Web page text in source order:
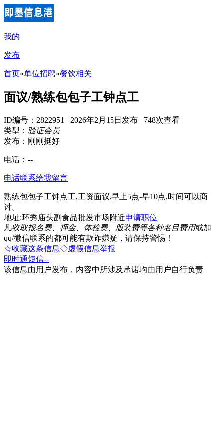
我的
发布
首页»单位招聘»餐饮相关
面议/熟练包包子工钟点工
ID编号：2822951 2026年2月15日发布 748次查看
类型： 验证会员
发布：刚刚挺好
电话： --
电话联系给我留言
熟练包包子工钟点工,工资面议,早上5点-早10点,时间可以商
讨。
地址:环秀庙头副食品批发市场附近申请职位
凡收取报名费、押金、体检费、服装费等各种名目费用或加
qq/微信联系的都可能有欺诈嫌疑，请保持警惕！
☆收藏这条信息◇虚假信息举报
即时通短信--
该信息由用户发布，内容中所涉及承诺均由用户自行负责